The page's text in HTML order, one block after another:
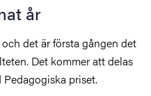
år
det är första gången det
Det kommer att delas
priset.